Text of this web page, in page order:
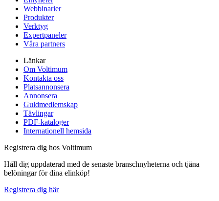
Webbinarier
Produkter
Verktyg
Expertpaneler
Våra partners
Länkar
Om Voltimum
Kontakta oss
Platsannonsera
Annonsera
Guldmedlemskap
Tävlingar
PDF-kataloger
Internationell hemsida
Registrera dig hos Voltimum
Håll dig uppdaterad med de senaste branschnyheterna och tjäna
belöningar för dina elinköp!
Registrera dig här